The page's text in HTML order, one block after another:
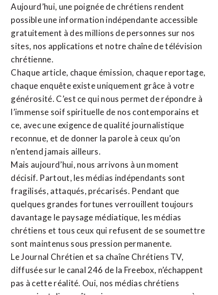
Aujourd’hui, une poignée de chrétiens rendent
possible une information indépendante accessible
gratuitement à des millions de personnes sur nos
sites, nos applications et notre chaîne de télévision
chrétienne.
Chaque article, chaque émission, chaque reportage,
chaque enquête existe uniquement grâce à votre
générosité. C’est ce qui nous permet de répondre à
l’immense soif spirituelle de nos contemporains et
ce, avec une exigence de qualité journalistique
reconnue, et de donner la parole à ceux qu’on
n’entend jamais ailleurs.
Mais aujourd’hui, nous arrivons à un moment
décisif. Partout, les médias indépendants sont
fragilisés, attaqués, précarisés. Pendant que
quelques grandes fortunes verrouillent toujours
davantage le paysage médiatique, les médias
chrétiens et tous ceux qui refusent de se soumettre
sont maintenus sous pression permanente.
Le Journal Chrétien et sa chaîne Chrétiens TV,
diffusée sur le canal 246 de la Freebox, n’échappent
pas à cette réalité. Oui, nos médias chrétiens